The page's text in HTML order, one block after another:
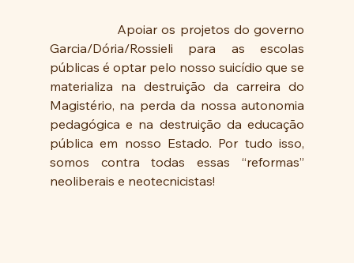
Garcia/Dória/Rossieli para as escolas
públicas é optar pelo nosso suicídio que se
materializa na destruição da carreira do
Magistério, na perda da nossa autonomia
pedagógica e na destruição da educação
pública em nosso Estado. Por tudo isso,
somos contra todas essas “reformas”
neoliberais e neotecnicistas!